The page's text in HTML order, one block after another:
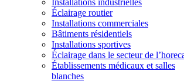
Installations industrielles
Éclairage routier
Installations commerciales
Bâtiments résidentiels
Installations sportives
Éclairage dans le secteur de
Établissements médicaux et salles
blanches